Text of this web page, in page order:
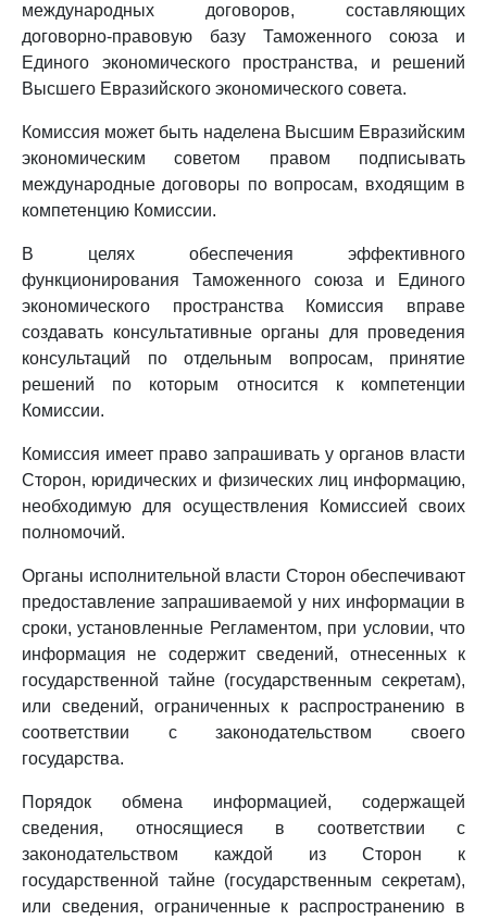
международных договоров, составляющих
договорно-правовую базу Таможенного союза и
Единого экономического пространства, и решений
Высшего Евразийского экономического совета.
Комиссия может быть наделена Высшим Евразийским
экономическим советом правом подписывать
международные договоры по вопросам, входящим в
компетенцию Комиссии.
В целях обеспечения эффективного
функционирования Таможенного союза и Единого
экономического пространства Комиссия вправе
создавать консультативные органы для проведения
консультаций по отдельным вопросам, принятие
решений по которым относится к компетенции
Комиссии.
Комиссия имеет право запрашивать у органов власти
Сторон, юридических и физических лиц информацию,
необходимую для осуществления Комиссией своих
полномочий.
Органы исполнительной власти Сторон обеспечивают
предоставление запрашиваемой у них информации в
сроки, установленные Регламентом, при условии, что
информация не содержит сведений, отнесенных к
государственной тайне (государственным секретам),
или сведений, ограниченных к распространению в
соответствии с законодательством своего
государства.
Порядок обмена информацией, содержащей
сведения, относящиеся в соответствии с
законодательством каждой из Сторон к
государственной тайне (государственным секретам),
или сведения, ограниченные к распространению в